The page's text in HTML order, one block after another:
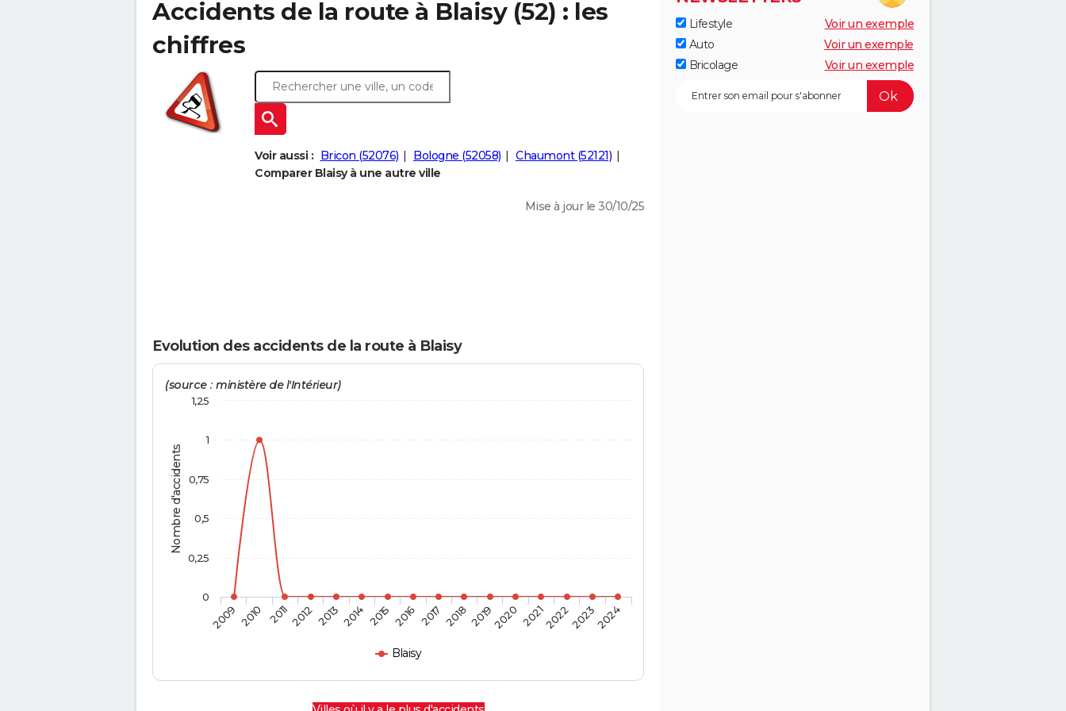
Accidents de la route à Blaisy (52) : les
chiffres
Voir aussi : Bricon (52076) Bologne (52058)
Chaumont (52121)
Comparer Blaisy à une autre ville
Mise à jour le 30/10/25
Evolution des accidents de la route à Blaisy
Nombre d'accidents
(source : ministère de l'Intérieur)
Blaisy
2009 2010 20112012 2013 2014 2015 2016 2017 201820192020 2021202220232024
0
0,25
0,5
0,75
1
1,25
Lifestyle
Voir un exemple
Auto
Voir un exemple
Bricolage
Voir un exemple